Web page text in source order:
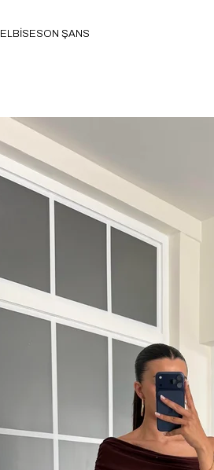
ELBİSESON ŞANS